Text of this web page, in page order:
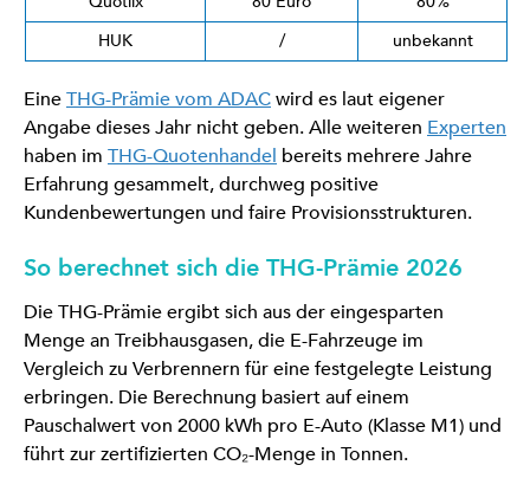
HUK
/ unbekannt
EineTHG-Prämie vom ADACwird es laut eigener
Angabe dieses Jahr nicht geben. Alle weiteren Experten
haben im THG-Quotenhandel bereits mehrere Jahre
Erfahrung gesammelt, durchweg positive
Kundenbewertungen und faire Provisionsstrukturen.
So berechnet sich die THG-Prämie 2026
Die THG-Prämie ergibt sich aus der eingesparten
Menge an Treibhausgasen, die E-Fahrzeuge im
Vergleich zu Verbrennern für eine festgelegte Leistung
erbringen. Die Berechnung basiert auf einem
Pauschalwert von 2000 kWh pro E-Auto (Klasse M1) und
führt zur zertifizierten CO₂-Menge in Tonnen.